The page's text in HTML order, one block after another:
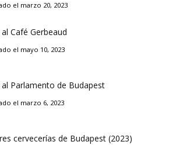
el marzo 20, 2023
Café Gerbeaud
el mayo 10, 2023
al Parlamento de Budapest
el marzo 6, 2023
cervecerías de Budapest (2023)